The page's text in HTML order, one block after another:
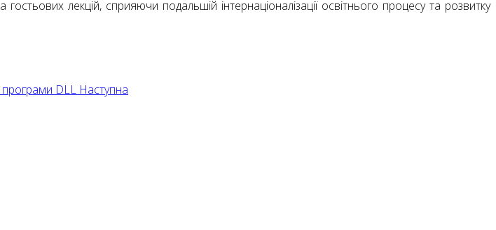
лекцій, сприяючи подальшій інтернаціоналізації освітнього процесу та розвитку
програми DLL Наступна